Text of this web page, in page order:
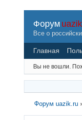
Форум
Все о
Главная
Вы не вошли.
Форум uazik.ru